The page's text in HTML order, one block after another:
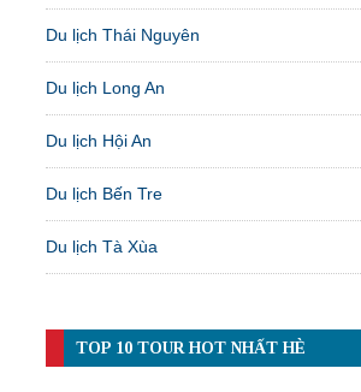
Du lịch Thái Nguyên
Du lịch Long An
Du lịch Hội An
Du lịch Bến Tre
Du lịch Tà Xùa
TOP 10 TOUR HOT NHẤT HÈ